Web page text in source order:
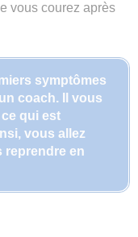
vous courez après
symptômes
coach. Il vous
qui est
vous allez
reprendre en